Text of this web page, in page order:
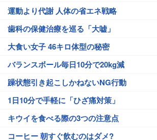
運動より代謝 人体の省エネ戦略
歯科の保健治療を巡る「大嘘」
大食い女子 46キロ体型の秘密
バランスボール毎日10分で20kg減
躁状態引き起こしかねないNG行動
1日10分で手軽に「ひざ痛対策」
キウイを食べる際の3つの注意点
コーヒー 朝すぐ飲むのはダメ?